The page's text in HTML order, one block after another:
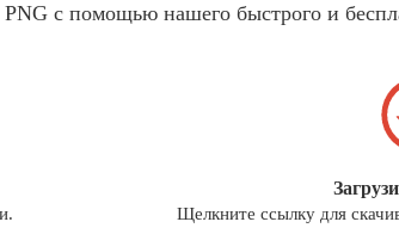
с помощью нашего быстрого и
Щелкните ссылку для